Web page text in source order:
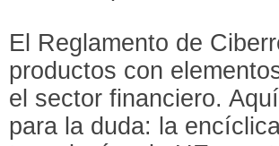
El Reglamento de
productos con
el sector financiero.
para la duda: la